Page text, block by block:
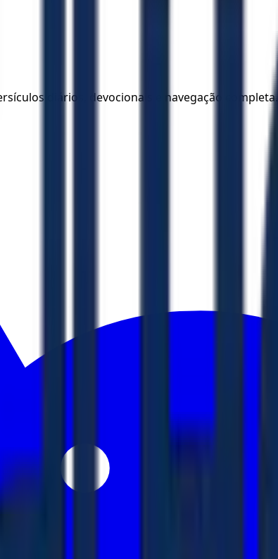
diários, devocionais e navegação completa.